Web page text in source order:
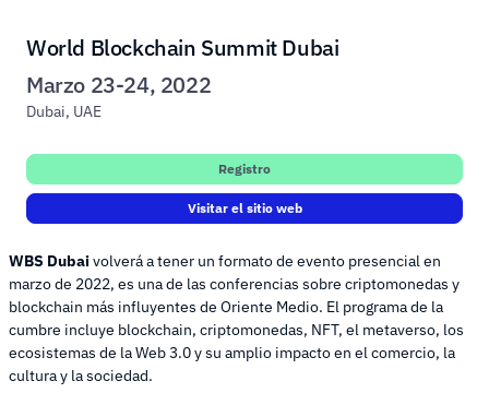
WBS Dubaivolverá a tener un formato de evento presencial en
marzo de 2022, es una de las conferencias sobre criptomonedas y
blockchain más influyentes de Oriente Medio. El programa de la
cumbre incluye blockchain, criptomonedas, NFT, el metaverso, los
ecosistemas de la Web 3.0 y su amplio impacto en el comercio, la
cultura y la sociedad.
World Blockchain Summit Dubai
Marzo 23-24, 2022
Dubai, UAE
Registro
Visitar el sitio web